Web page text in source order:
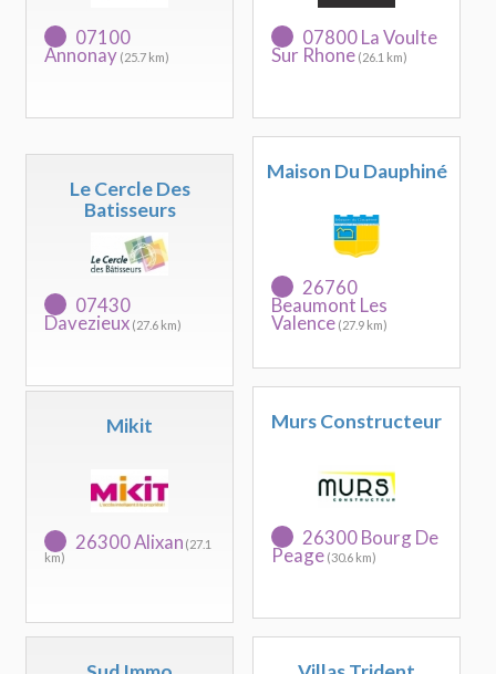
07100
Annonay (25.7 km)
07800 La Voulte
Sur Rhone (26.1 km)
Le Cercle Des
Batisseurs
07430
Davezieux (27.6 km)
Maison Du Dauphiné
26760
Beaumont Les
Valence (27.9 km)
Mikit
26300 Alixan (27.1
km)
Murs Constructeur
26300 Bourg De
Peage (30.6 km)